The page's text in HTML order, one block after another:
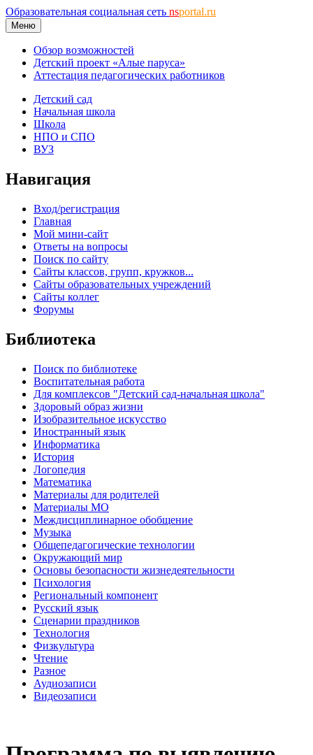
Образовательная социальная сеть nsportal.ru
Меню
Обзор возможностей
Детский проект «Алые паруса»
Аттестация педагогических работников
Детский сад
Начальная школа
Школа
НПО и СПО
ВУЗ
Навигация
Вход/регистрация
Главная
Мой мини-сайт
Ответы на вопросы
Поиск по сайту
Сайты классов, групп, кружков...
Сайты образовательных учреждений
Сайты коллег
Форумы
Библиотека
Поиск по библиотеке
Воспитательная работа
Для комплексов "Детский сад-начальная школа"
Здоровый образ жизни
Изобразительное искусство
Иностранный язык
Информатика
История
Логопедия
Математика
Материалы для родителей
Материалы МО
Междисциплинарное обобщение
Музыка
Общепедагогические технологии
Окружающий мир
Основы безопасности жизнедеятельности
Психология
Региональный компонент
Русский язык
Сценарии праздников
Технология
Физкультура
Чтение
Разное
Аудиозаписи
Видеозаписи